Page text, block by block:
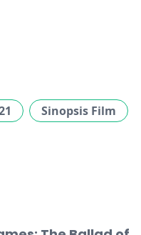
Sinopsis Film